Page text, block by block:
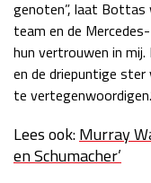
genoten”, laat Bottas
team en de
hun vertrouwen in
en de driepuntige ster
te
Lees ook:Murray
en Schumacher’